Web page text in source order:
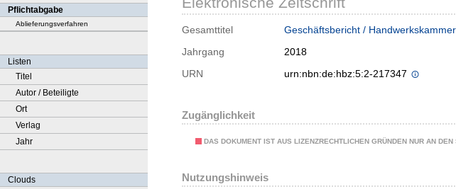
Pflichtabgabe
Ablieferungsverfahren
Listen
Titel
Autor / Beteiligte
Ort
Verlag
Jahr
Clouds
Gesamttitel
Geschäftsbericht /
Jahrgang
2018
URN
urn:nbn:de:hbz:5:2-217347
Zugänglichkeit
DAS DOKUMENT IST AUS LIZENZRECHTLICHEN GRÜNDEN NUR AN
Nutzungshinweis